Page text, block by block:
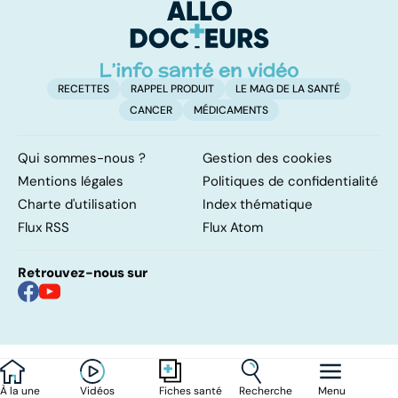
À la une Vidéos Fiches santé Recherche Menu
d'angine ?
RECETTES RAPPEL PRODUIT
LE MAG DE LA SANTÉ
CANCER
MÉDICAMENTS
Qui sommes-nous ?
Gestion des cookies
Mentions légales
Politiques de confidentialité
Charte d'utilisation
Index thématique
Flux RSS
Flux Atom
Retrouvez-nous sur